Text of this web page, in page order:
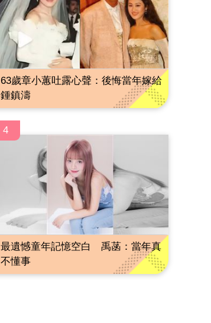
63歲章小蕙吐露心聲：後悔當年嫁給
鍾鎮濤
4
最遺憾童年記憶空白 禹菡：當年真
不懂事